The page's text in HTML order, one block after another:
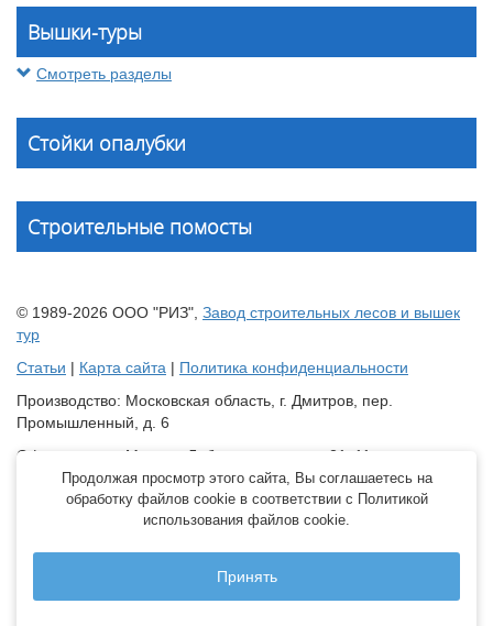
Вышки-туры
Смотреть разделы
Стойки опалубки
Строительные помосты
© 1989-2026 ООО "РИЗ", Завод строительных лесов и вышек
тур
Статьи | Карта сайта | Политика конфиденциальности
Производство: Московская область, г. Дмитров, пер.
Промышленный, д. 6
Офис продаж: Москва, Лобненская улица, 21с11
Склад: Краснодарский край, Динской район, станица
Новотитаровская, ул. Крайняя, д. 2 оф.6
Принимаем к оплате:
Продолжая просмотр этого сайта, Вы соглашаетесь на
обработку файлов cookie в соответствии с Политикой
использования файлов cookie.
Принять